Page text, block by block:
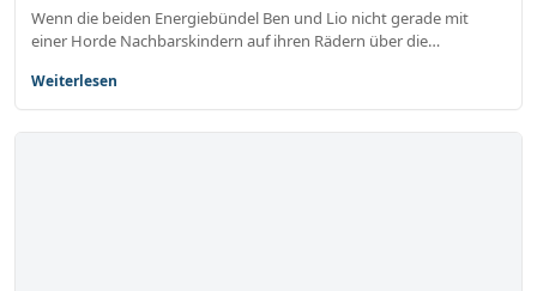
Wenn die beiden Energiebündel Ben und Lio nicht gerade mit
einer Horde Nachbarskindern auf ihren Rädern über die…
Weiterlesen